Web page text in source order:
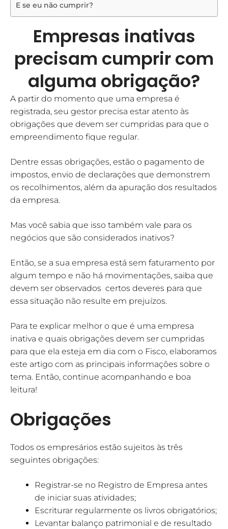
E se eu não cumprir?
Empresas inativas
precisam cumprir com
alguma obrigação?
A partir do momento que uma empresa é
registrada, seu gestor precisa estar atento às
obrigações que devem ser cumpridas para que o
empreendimento fique regular.
Dentre essas obrigações, estão o pagamento de
impostos, envio de declarações que demonstrem
os recolhimentos, além da apuração dos resultados
da empresa.
Mas você sabia que isso também vale para os
negócios que são considerados inativos?
Então, se a sua empresa está sem faturamento por
algum tempo e não há movimentações, saiba que
devem ser observados certos deveres para que
essa situação não resulte em prejuízos.
Para te explicar melhor o que é uma empresa
inativa e quais obrigações devem ser cumpridas
para que ela esteja em dia com o Fisco, elaboramos
este artigo com as principais informações sobre o
tema. Então, continue acompanhando e boa
leitura!
Obrigações
Todos os empresários estão sujeitos às três
seguintes obrigações:
Registrar-se no Registro de Empresa antes
de iniciar suas atividades;
Escriturar regularmente os livros obrigatórios;
Levantar balanço patrimonial e de resultado